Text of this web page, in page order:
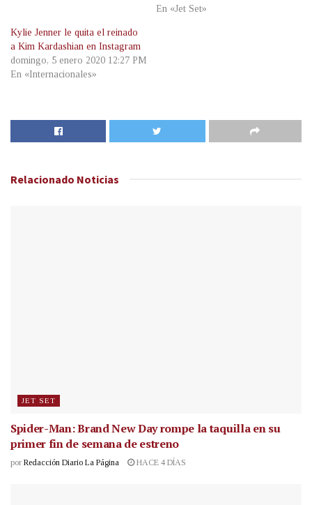
En «Jet Set»
Kylie Jenner le quita el reinado
a Kim Kardashian en Instagram
domingo, 5 enero 2020 12:27 PM
En «Internacionales»
Relacionado Noticias
JET SET
Spider-Man: Brand New Day rompe la taquilla en su
primer fin de semana de estreno
por Redacción Diario La Página HACE 4 DÍAS